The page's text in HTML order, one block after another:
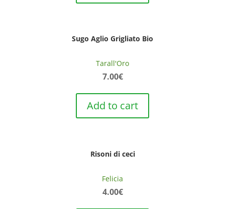
Sugo Aglio Grigliato Bio
Tarall'Oro
7.00€
Add to cart
Risoni di ceci
Felicia
4.00€